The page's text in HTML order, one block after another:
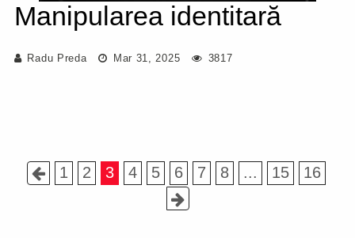
Manipularea identitară
Radu Preda Mar 31, 2025 3817
1 2 3 4 5 6 7 8 ... 15 16